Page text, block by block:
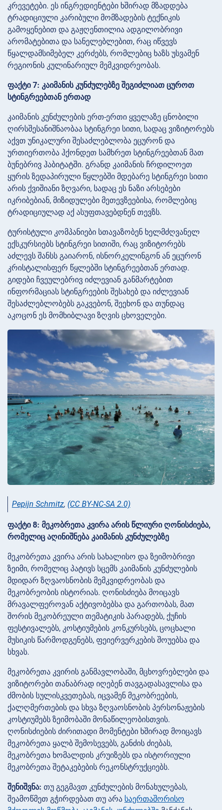
კრევეტები. ეს ინგრედიენტები ხშირად მზადდება
ტრადიციული კარიბული მომზადების ტექნიკის
გამოყენებით და გაჟღენთილია ადგილობრივი
არომატებითა და სანელებლებით, რაც იწვევს
წყალდამსიმებელ კერძებს, რომლებიც ხაზს უსვამენ
რეგიონის კულინარიულ მემკვიდრეობას.
ფაქტი 7: კაიმანის კუნძულებზე შეგიძლიათ ცუროთ
სტინგრეებთან ერთად
კაიმანის კუნძულების ერთ-ერთი ყველაზე ცნობილი
ღირსშესანიშნაობაა სტინგრეი სითი, სადაც ვიზიტორებს
აქვთ უნიკალური შესაძლებლობა ეცურონ და
ურთიერთობა ჰქონდეთ სამხრეთ სტინგრეებთან მათ
ბუნებრივ ჰაბიტატში. გრანდ კაიმანის ჩრდილოეთ
ყურის ზედაპირული წყლებში მდებარე სტინგრეი სითი
არის ქვიშიანი ზღვარი, სადაც ეს ნაზი არსებები
იკრიბებიან, მიზიდულები მეთევზეებისა, რომლებიც
ტრადიციულად აქ ასუფთავებდნენ თევზს.
ტურისტული კომპანიები სთავაზობენ ხელმძღვანელ
ექსკურსიებს სტინგრეი სითიში, რაც ვიზიტორებს
აძლევს შანსს გაიარონ, ისნორკელინგონ ან ეცურონ
კრისტალისფერ წყლებში სტინგრეებთან ერთად.
გიდები ჩვეულებრივ იძლევიან განმარტებით
ინფორმაციას სტინგრეების შესახებ და იძლევიან
შესაძლებლობებს გაკვებონ, შეეხონ და თუნდაც
აკოცონ ეს მომხიბლავი ზღვის ცხოველები.
Pepijn Schmitz, (CC BY-NC-SA 2.0)
ფაქტი 8: მეკობრეთა კვირა არის წლიური ღონისძიება,
რომელიც აღინიშნება კაიმანის კუნძულებზე
მეკობრეთა კვირა არის სახალისო და ზეიმობრივი
ზეიმი, რომელიც პატივს სცემს კაიმანის კუნძულების
მდიდარ ზღვაოსნობის მემკვიდრეობას და
მეკობრეობის ისტორიას. ღონისძიება მოიცავს
მრავალფეროვან აქტივობებსა და გართობას, მათ
შორის მეკობრეული თემატიკის პარადებს, ქუჩის
ფესტივალებს, კოსტიუმების კონკურსებს, ცოცხალი
მუსიკის წარმოდგენებს, ფეიერვერკების შოუებსა და
სხვას.
მეკობრეთა კვირის განმავლობაში, მცხოვრებლები და
ვიზიტორები თანაბრად იღებენ თავგადასავლისა და
ძმობის სულისკვეთებას, იცვამენ მეკობრეების,
ქალღმერთების და სხვა ზღვაოსნობის პერსონაჟების
კოსტიუმებს ზეიმობაში მონაწილეობისთვის.
ღონისძიების ძირითადი მომენტები ხშირად მოიცავს
მეკობრეთა ყალბ შემოსევებს, განძის ძიებას,
მეკობრეთა ხომალდის კრუიზებს და ისტორიული
მეკობრეთა შეტაკებების რეკონსტრუქციებს.
შენიშვნა: თუ გეგმავთ კუნძულების მონახულებას,
შეამოწმეთ გჭირდებათ თუ არა საერთაშორისო